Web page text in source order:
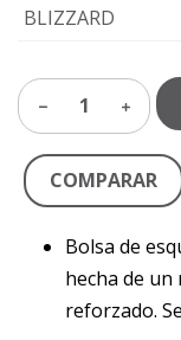
BLIZZARD
1
COMPARAR
Bolsa de
hecha de
reforzado.